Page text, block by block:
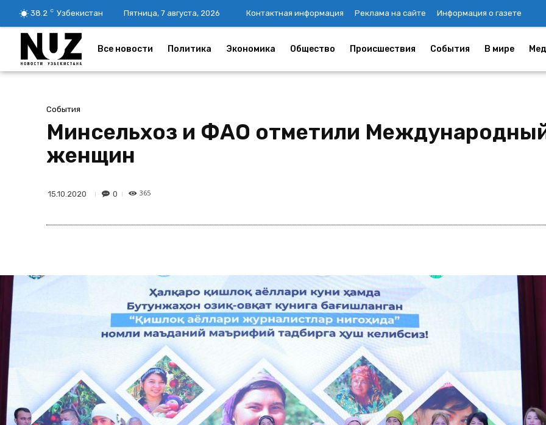
38.2 C Узбекистан Пятница, 7 августа, 2026 Контактная информация Реклама на сайте Информация о газете
Все новости Политика Экономика Общество Происшествия События В мире
События
Минсельхоз и ФАО отметили
женщин
15.10.2020 0 365